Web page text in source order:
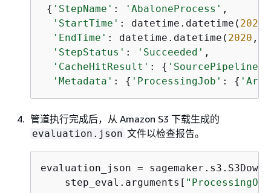
{ 'StepName' : 'AbaloneProcess' ,
'StartTime' : datetime.datetime( 2020
'EndTime' : datetime.datetime( 2020 ,
'StepStatus' : 'Succeeded' ,
'CacheHitResult' : {
'Metadata' : { 'ProcessingJob' : { 'Arn'
管道执行完成后，从 Amazon S3 下载生成的
evaluation.json 文件以检查报告。
evaluation_json =
    step_eval.arguments[